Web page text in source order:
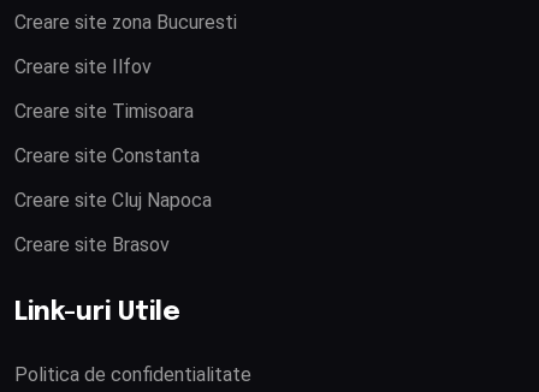
Creare site zona Bucuresti
Creare site Ilfov
Creare site Timisoara
Creare site Constanta
Creare site Cluj Napoca
Creare site Brasov
Link-uri Utile
Politica de confidentialitate